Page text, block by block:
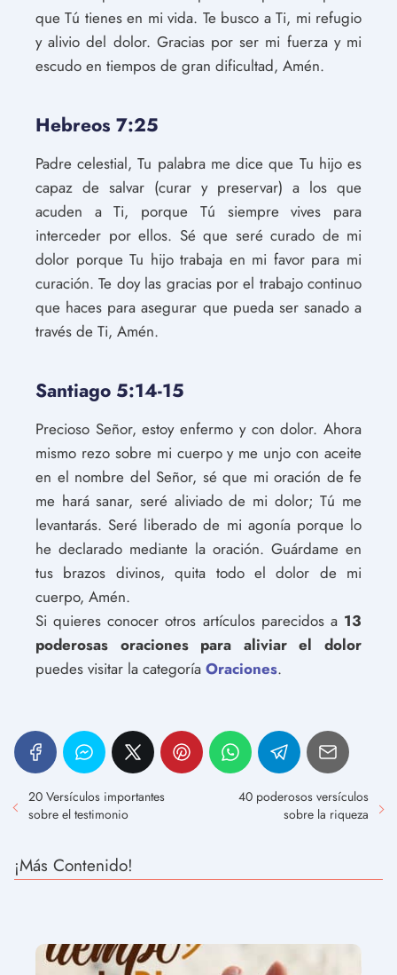
que Tú tienes en mi vida. Te busco a Ti, mi refugio
y alivio del dolor. Gracias por ser mi fuerza y mi
escudo en tiempos de gran dificultad, Amén.
Hebreos 7:25
Padre celestial, Tu palabra me dice que Tu hijo es
capaz de salvar (curar y preservar) a los que
acuden a Ti, porque Tú siempre vives para
interceder por ellos. Sé que seré curado de mi
dolor porque Tu hijo trabaja en mi favor para mi
curación. Te doy las gracias por el trabajo continuo
que haces para asegurar que pueda ser sanado a
través de Ti, Amén.
Santiago 5:14-15
Precioso Señor, estoy enfermo y con dolor. Ahora
mismo rezo sobre mi cuerpo y me unjo con aceite
en el nombre del Señor, sé que mi oración de fe
me hará sanar, seré aliviado de mi dolor; Tú me
levantarás. Seré liberado de mi agonía porque lo
he declarado mediante la oración. Guárdame en
tus brazos divinos, quita todo el dolor de mi
cuerpo, Amén.
Si quieres conocer otros artículos parecidos a 13
poderosas oraciones para aliviar el dolor
puedes visitar la categoría Oraciones.
20 Versículos importantes
sobre el testimonio
40 poderosos versículos
sobre la riqueza
¡Más Contenido!